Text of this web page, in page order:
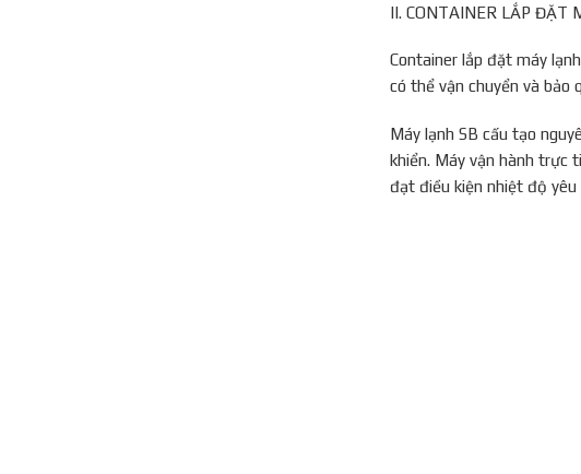
II. CONTAINER LẮP ĐẶT
Container lắp đặt máy
có thể vận chuyển và bảo
Máy lạnh SB cấu tạo
khiển. Máy vận hành trực
đạt điều kiện nhiệt độ yêu